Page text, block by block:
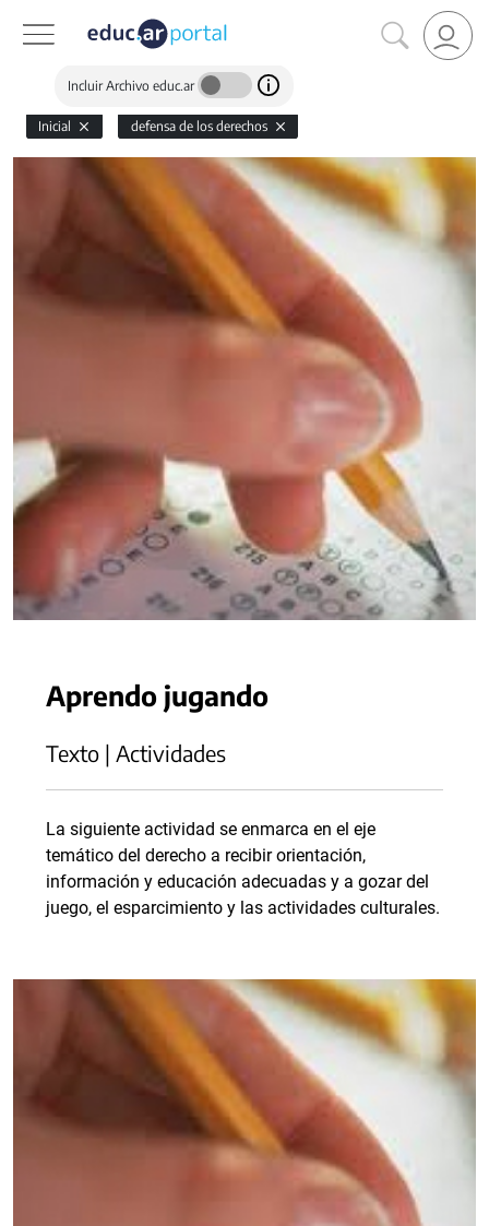
Incluir Archivo educ.ar
Inicial defensa de los derechos
Aprendo jugando
Texto | Actividades
La siguiente actividad se enmarca en el eje
temático del derecho a recibir orientación,
información y educación adecuadas y a gozar del
juego, el esparcimiento y las actividades culturales.